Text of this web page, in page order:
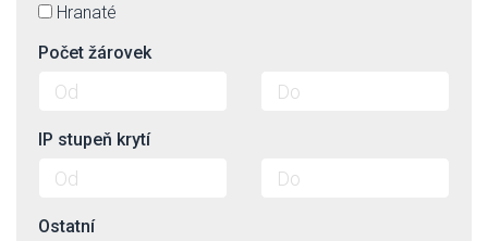
Hranaté
Počet žárovek
IP stupeň krytí
Ostatní